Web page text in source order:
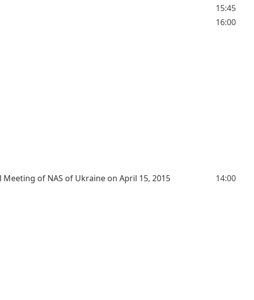
15:45
16:00
of NAS of Ukraine on April 15, 2015
14:00